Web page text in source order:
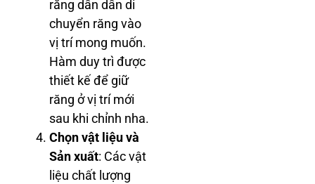
răng dần dần di
chuyển răng vào
vị trí mong muốn.
Hàm duy trì được
thiết kế để giữ
răng ở vị trí mới
sau khi chỉnh nha.
Chọn vật liệu và
Sản xuất: Các vật
liệu chất lượng